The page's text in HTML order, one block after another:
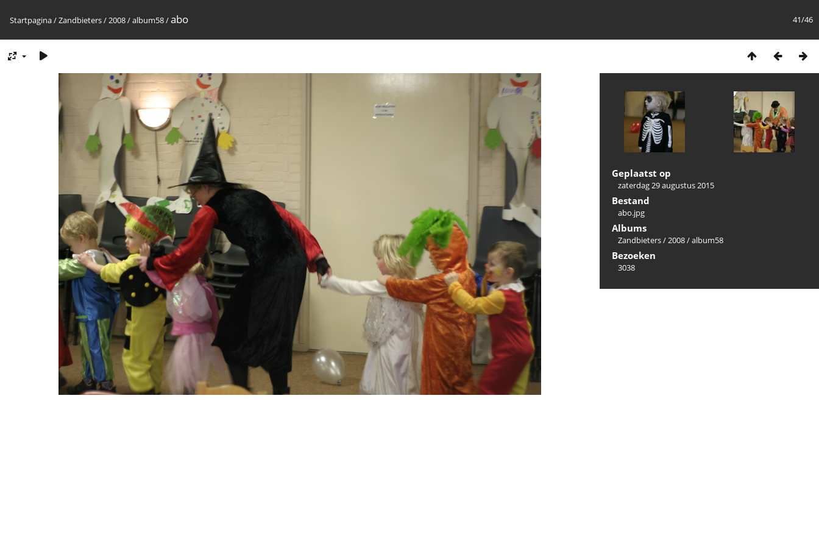
41/46
Startpagina/Zandbieters/2008/album58/abo
Geplaatst op
zaterdag 29 augustus 2015
Bestand
abo.jpg
Albums
Zandbieters/2008/album58
Bezoeken
3038